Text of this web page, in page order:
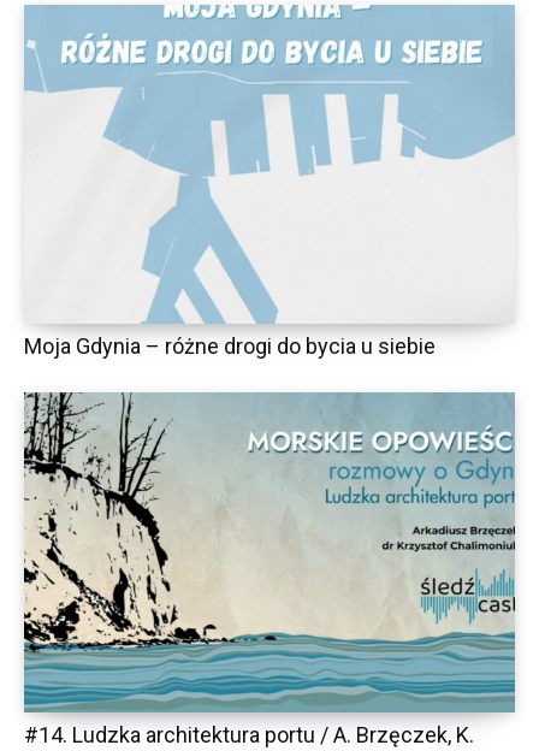
Moja Gdynia – różne drogi do bycia u siebie
#14. Ludzka architektura portu / A. Brzęczek, K.